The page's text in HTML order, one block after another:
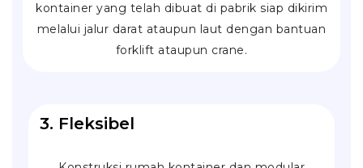
kontainer yang telah dibuat di pabrik siap dikirim
melalui jalur darat ataupun laut dengan bantuan
forklift ataupun crane.
3. Fleksibel